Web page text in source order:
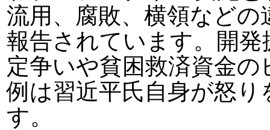
流用、腐敗、横領など
報告されています。開
定争いや貧困救済資金
例は習近平氏自身が怒
す。